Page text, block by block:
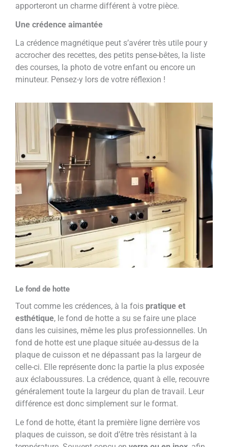
apporteront un charme différent à votre pièce.
Une crédence aimantée
La crédence magnétique peut s’avérer très utile pour y
accrocher des recettes, des petits pense-bêtes, la liste
des courses, la photo de votre enfant ou encore un
minuteur. Pensez-y lors de votre réflexion !
Le fond de hotte
Tout comme les crédences, à la fois pratique et
esthétique, le fond de hotte a su se faire une place
dans les cuisines, même les plus professionnelles. Un
fond de hotte est une plaque située au-dessus de la
plaque de cuisson et ne dépassant pas la largeur de
celle-ci. Elle représente donc la partie la plus exposée
aux éclaboussures. La crédence, quant à elle, recouvre
généralement toute la largeur du plan de travail. Leur
différence est donc simplement sur le format.
Le fond de hotte, étant la première ligne derrière vos
plaques de cuisson, se doit d’être très résistant à la